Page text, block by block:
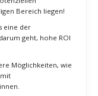
werden in ein
Angebot oder eine
dient als erster
Treffen oder